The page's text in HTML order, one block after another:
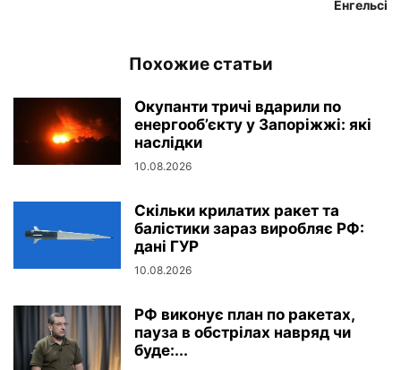
Енгельсі
Похожие статьи
Окупанти тричі вдарили по
енергооб’єкту у Запоріжжі: які
наслідки
10.08.2026
Скільки крилатих ракет та
балістики зараз виробляє РФ:
дані ГУР
10.08.2026
РФ виконує план по ракетах,
пауза в обстрілах навряд чи
буде:...